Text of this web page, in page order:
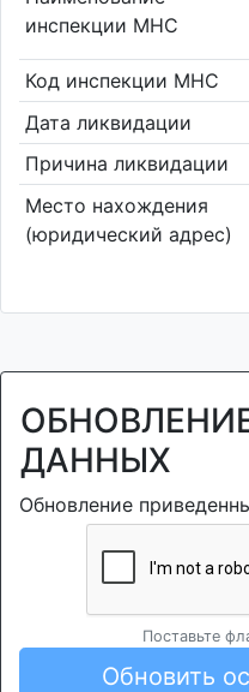
инспекции МНС
Код инспекции МНС
Дата ликвидации
Причина ликвидации
Место нахождения
(юридический адрес)
ДАННЫХ
Обновление
Поставьте
Обновить